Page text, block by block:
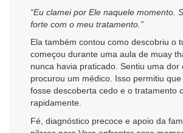
“Eu clamei por Ele naquele momento.
forte com o meu tratamento.”
Ela também contou como descobriu o
começou durante uma aula de muay
nunca havia praticado. Sentiu uma dor
procurou um médico. Isso permitiu
fosse descoberta cedo e o tratamento
rapidamente.
Fé, diagnóstico precoce e apoio da